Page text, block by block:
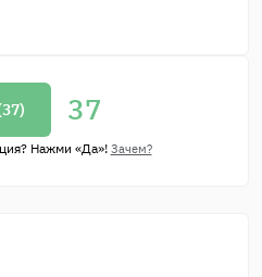
37) 37
Нажми «Да»! Зачем?